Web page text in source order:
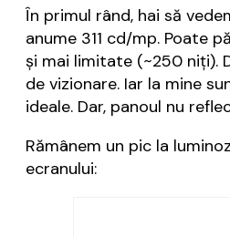
În primul rând, hai să
anume 311 cd/mp. Poate
și mai limitate (~250 niți).
de vizionare. Iar la mine
ideale. Dar, panoul nu
Rămânem un pic la
ecranului: